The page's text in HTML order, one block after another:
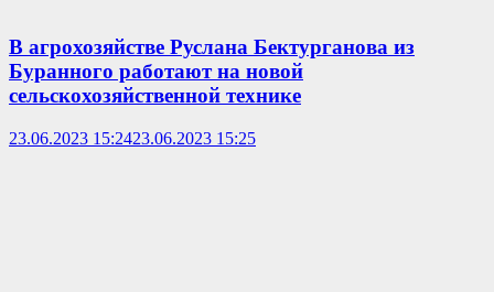
В агрохозяйстве Руслана Бектурганова из
Буранного работают на новой
сельскохозяйственной технике
23.06.2023 15:2423.06.2023 15:25